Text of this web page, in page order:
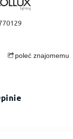
poleć znajomemu